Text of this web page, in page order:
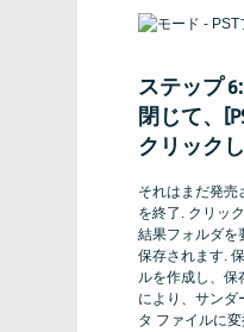
ステップ 6:
閉じて、
クリックし
それはまだ発売
を終了. クリッ
結果フォルダを
保存されます.
ルを作成し、保
により、サンダ
タ ファイルに変